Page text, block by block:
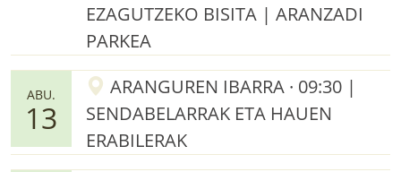
EZAGUTZEKO BISITA | ARANZADI
PARKEA
ABU.
13
ARANGUREN IBARRA · 09:30 |
SENDABELARRAK ETA HAUEN
ERABILERAK